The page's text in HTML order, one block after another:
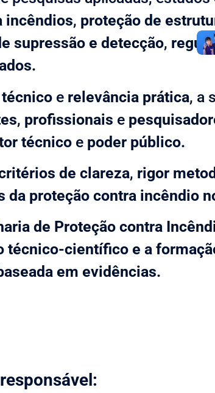
incêndios, proteção de
supressão e detecção,
e relevância prática, a
, profissionais e
técnico e poder público.
de clareza, rigor
proteção contra incêndio
de Proteção contra
científico e a
em evidências.